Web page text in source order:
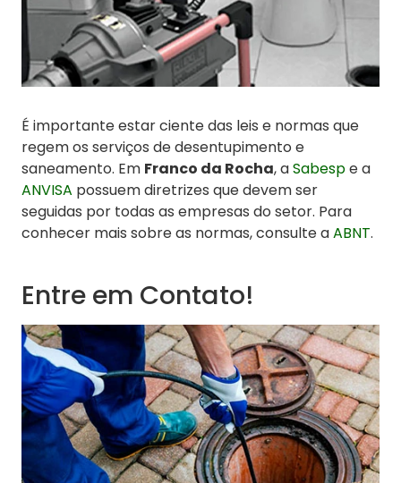
É importante estar ciente das leis e normas que
regem os serviços de desentupimento e
saneamento. Em Franco da Rocha, aSabespe a
ANVISA possuem diretrizes que devem ser
seguidas por todas as empresas do setor. Para
conhecer mais sobre as normas, consulte aABNT.
Entre em Contato!